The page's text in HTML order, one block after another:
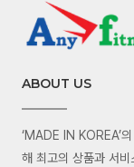
ABOUT US
‘MADE IN KOREA’
해 최고의 상품과 서